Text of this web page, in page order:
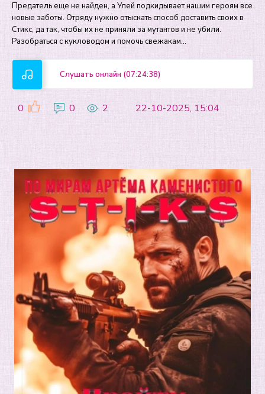
Предатель еще не найден, а Улей подкидывает нашим героям все
новые заботы. Отряду нужно отыскать способ доставить своих в
Стикс, да так, чтобы их не приняли за мутантов и не убили.
Разобраться с кукловодом и помочь свежакам…
Слушать онлайн (07:24:38)
0 0 2 22-10-2025, 15:04